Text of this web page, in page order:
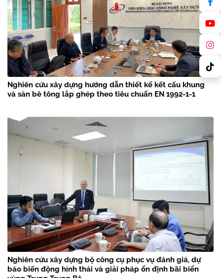
Nghiên cứu xây dựng hướng dẫn thiết kế kết cấu khung
và sàn bê tông lắp ghép theo tiêu chuẩn EN 1992-1-1
Nghiên cứu xây dựng bộ công cụ phục vụ đánh giá, dự
báo biến động hình thái và giải pháp ổn định bãi biển